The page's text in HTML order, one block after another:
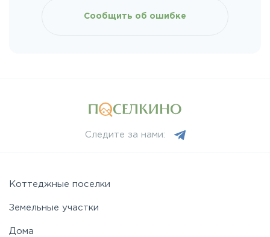
ФряновскоеСообщить об ошибке
Следите за нами:
Коттеджные поселки
Земельные участки
Дома